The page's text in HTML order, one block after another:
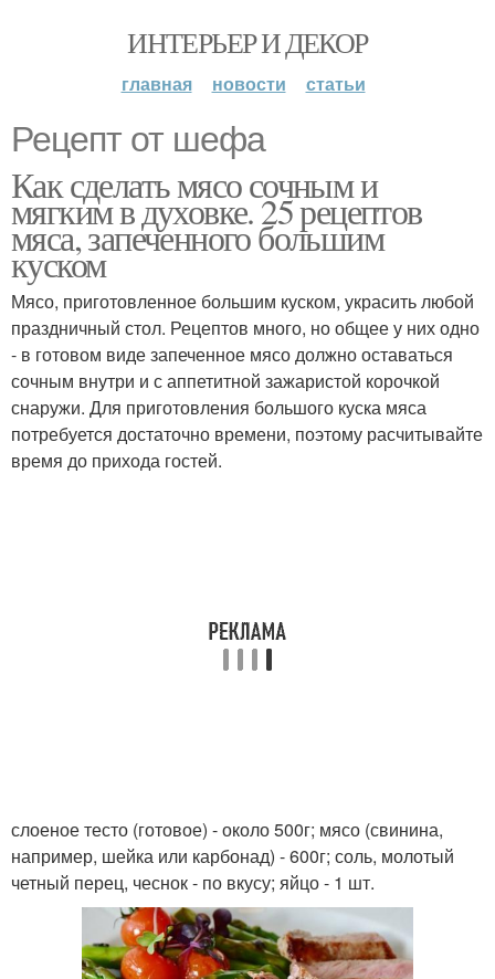
ИНТЕРЬЕР И ДЕКОР
главная новости статьи
Рецепт от шефа
Как сделать мясо сочным и
мягким в духовке. 25 рецептов
мяса, запеченного большим
куском
Мясо, приготовленное большим куском, украсить любой
праздничный стол. Рецептов много, но общее у них одно
- в готовом виде запеченное мясо должно оставаться
сочным внутри и с аппетитной зажаристой корочкой
снаружи. Для приготовления большого куска мяса
потребуется достаточно времени, поэтому расчитывайте
время до прихода гостей.
слоеное тесто (готовое) - около 500г; мясо (свинина,
например, шейка или карбонад) - 600г; соль, молотый
четный перец, чеснок - по вкусу; яйцо - 1 шт.